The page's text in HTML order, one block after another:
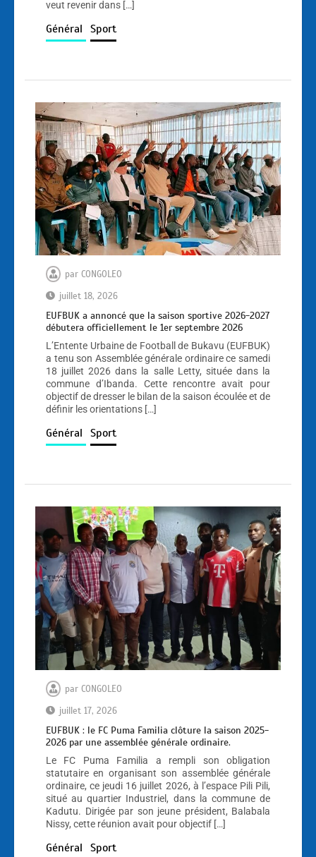
veut revenir dans […]
Général Sport
par CONGOLEO
juillet 18, 2026
EUFBUK a annoncé que la saison sportive 2026-2027
débutera officiellement le 1er septembre 2026
L’Entente Urbaine de Football de Bukavu (EUFBUK)
a tenu son Assemblée générale ordinaire ce samedi
18 juillet 2026 dans la salle Letty, située dans la
commune d’Ibanda. Cette rencontre avait pour
objectif de dresser le bilan de la saison écoulée et de
définir les orientations […]
Général Sport
par CONGOLEO
juillet 17, 2026
EUFBUK : le FC Puma Familia clôture la saison 2025-
2026 par une assemblée générale ordinaire.
Le FC Puma Familia a rempli son obligation
statutaire en organisant son assemblée générale
ordinaire, ce jeudi 16 juillet 2026, à l’espace Pili Pili,
situé au quartier Industriel, dans la commune de
Kadutu. Dirigée par son jeune président, Balabala
Nissy, cette réunion avait pour objectif […]
Général Sport